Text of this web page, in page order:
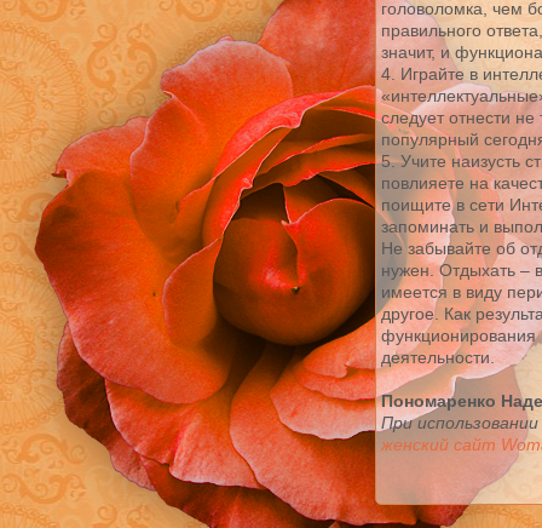
головоломка, чем
правильного
значит, и
4. Играйте в
следует отнести
популярный
5. Учите наизусть
повлияете на
поищите в сети
запоминать и
Не забывайте об
нужен. Отдыхать –
имеется в виду
другое. Как
функционирования
деятельности.
Пономаренко
При
женский сайт